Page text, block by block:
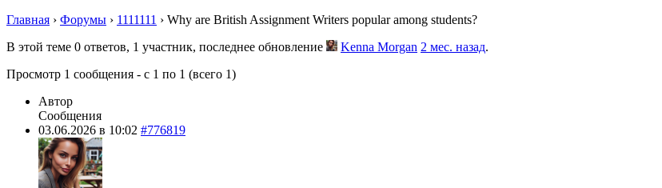
Главная › Форумы › 1111111 › Why are British Assignment Writers popular among students?
В этой теме 0 ответов, 1 участник, последнее обновление
Kenna Morgan 2 мес. назад.
Просмотр 1 сообщения - с 1 по 1 (всего 1)
Автор
Сообщения
03.06.2026 в 10:02 #776819